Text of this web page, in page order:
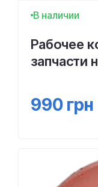
В наличии
Рабочее
запчасти
990 грн